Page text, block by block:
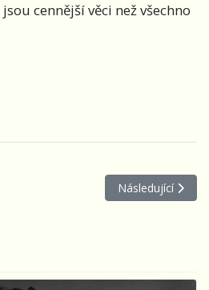
cennější věci než všechno
- O demokracii Další článek:
Následující